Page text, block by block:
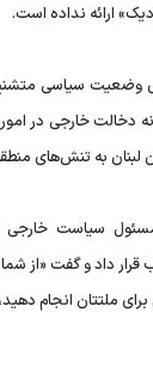
ارائه نداده است.
وضعیت سیاسی
دخالت خارجی در
لبنان به تنش‌های
سیاست خارجی
قرار داد و گفت «از
ملتتان انجام